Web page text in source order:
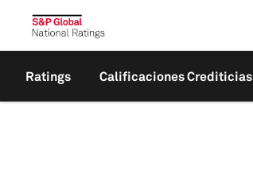
Ratings Calificaciones Crediticias